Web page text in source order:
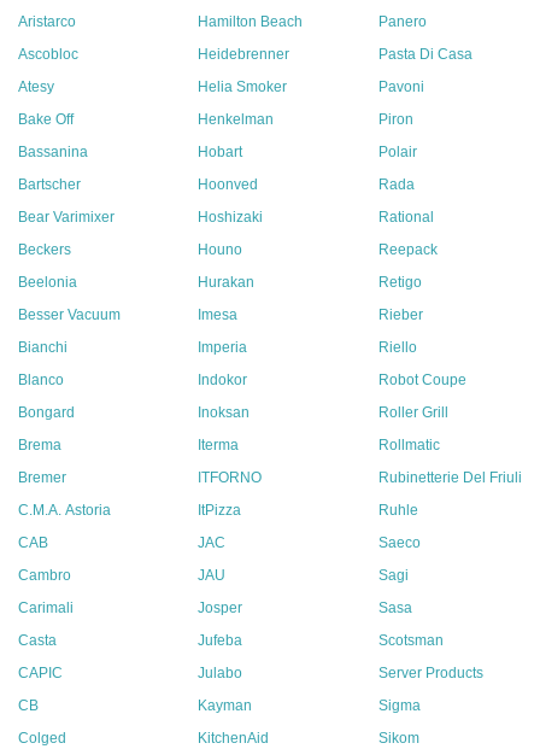
Aristarco
Ascobloc
Atesy
Bake Off
Bassanina
Bartscher
Bear Varimixer
Beckers
Beelonia
Besser Vacuum
Bianchi
Blanco
Bongard
Brema
Bremer
C.M.A. Astoria
CAB
Cambro
Carimali
Casta
CAPIC
CB
Colged
Hamilton Beach
Heidebrenner
Helia Smoker
Henkelman
Hobart
Hoonved
Hoshizaki
Houno
Hurakan
Imesa
Imperia
Indokor
Inoksan
Iterma
ITFORNO
ItPizza
JAC
JAU
Josper
Jufeba
Julabo
Kayman
KitchenAid
Panero
Pasta Di Casa
Pavoni
Piron
Polair
Rada
Rational
Reepack
Retigo
Rieber
Riello
Robot Coupe
Roller Grill
Rollmatic
Rubinetterie Del Friuli
Ruhle
Saeco
Sagi
Sasa
Scotsman
Server Products
Sigma
Sikom